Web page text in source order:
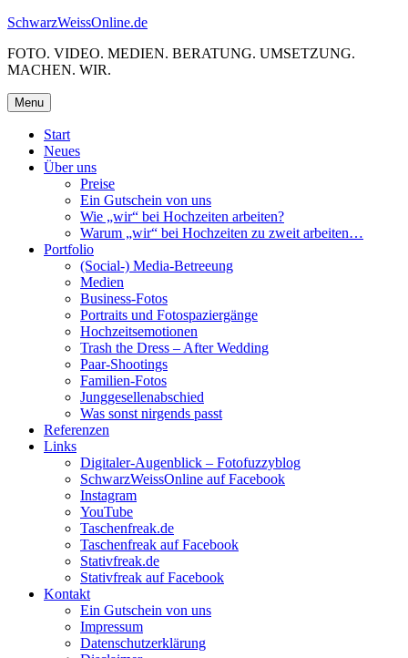
Skip
content
SchwarzWeissOnline.de
FOTO. VIDEO. MEDIEN. BERATUNG. UMSETZUNG.
MACHEN. WIR.
Menu
Start
Neues
Über uns
Preise
Ein Gutschein von uns
Wie „wir“ bei Hochzeiten arbeiten?
Warum „wir“ bei Hochzeiten zu zweit arbeiten…
Portfolio
(Social-) Media-Betreeung
Medien
Business-Fotos
Portraits und Fotospaziergänge
Hochzeitsemotionen
Trash the Dress – After Wedding
Paar-Shootings
Familien-Fotos
Junggesellenabschied
Was sonst nirgends passt
Referenzen
Links
Digitaler-Augenblick – Fotofuzzyblog
SchwarzWeissOnline auf Facebook
Instagram
YouTube
Taschenfreak.de
Taschenfreak auf Facebook
Stativfreak.de
Stativfreak auf Facebook
Kontakt
Ein Gutschein von uns
Impressum
Datenschutzerklärung